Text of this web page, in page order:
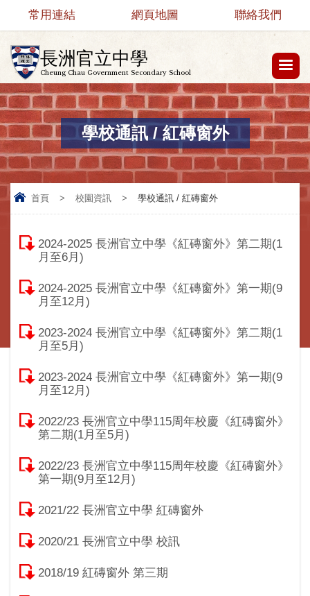
長洲官立中學
Cheung Chau Government Secondary School
常用連結 網頁地圖 聯絡我們
學校通訊 / 紅磚窗外
首頁 > 校園資訊 > 學校通訊 / 紅磚窗外
2024-2025 長洲官立中學《紅磚窗外》第二期(1
月至6月)
2024-2025 長洲官立中學《紅磚窗外》第一期(9
月至12月)
2023-2024 長洲官立中學《紅磚窗外》第二期(1
月至5月)
2023-2024 長洲官立中學《紅磚窗外》第一期(9
月至12月)
2022/23 長洲官立中學115周年校慶《紅磚窗外》
第二期(1月至5月)
2022/23 長洲官立中學115周年校慶《紅磚窗外》
第一期(9月至12月)
2021/22 長洲官立中學 紅磚窗外
2020/21 長洲官立中學 校訊
2018/19 紅磚窗外 第三期